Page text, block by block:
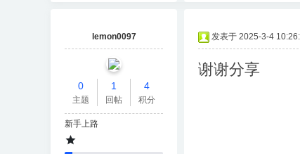
lemon0097
0
主题
1
回帖
4
积分
新手上路
发表于 2025-3-4
谢谢分享